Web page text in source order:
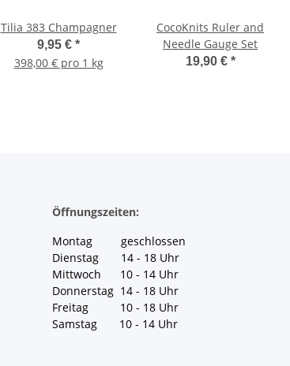
Tilia 383 Champagner
9,95 € *
398,00 € pro 1 kg
CocoKnits Ruler and
Needle Gauge Set
19,90 € *
Öffnungszeiten:
Montag geschlossen
Dienstag 14 - 18 Uhr
Mittwoch 10 - 14 Uhr
Donnerstag 14 - 18 Uhr
Freitag 10 - 18 Uhr
Samstag 10 - 14 Uhr